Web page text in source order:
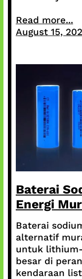
Read more...
August 15,
Baterai
Energi
Baterai
alternatif
untuk
besar di
kendaraan